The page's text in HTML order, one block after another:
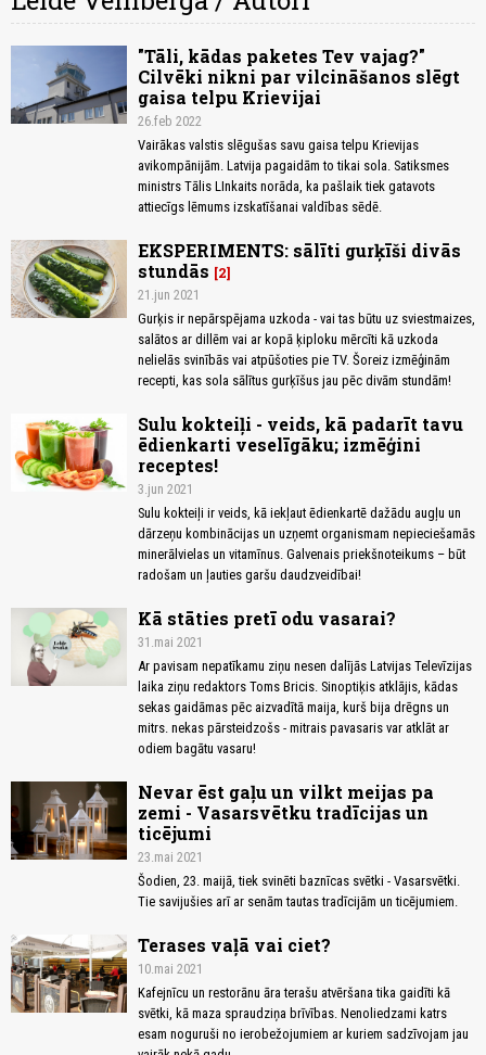
"Tāli, kādas paketes Tev vajag?"
Cilvēki nikni par vilcināšanos slēgt
gaisa telpu Krievijai
26.feb 2022
Vairākas valstis slēgušas savu gaisa telpu Krievijas
avikompānijām. Latvija pagaidām to tikai sola. Satiksmes
ministrs Tālis LInkaits norāda, ka pašlaik tiek gatavots
attiecīgs lēmums izskatīšanai valdības sēdē.
EKSPERIMENTS: sālīti gurķīši divās
stundās
2
21.jun 2021
Gurķis ir nepārspējama uzkoda - vai tas būtu uz sviestmaizes,
salātos ar dillēm vai ar kopā ķiploku mērcīti kā uzkoda
nelielās svinībās vai atpūšoties pie TV. Šoreiz izmēģinām
recepti, kas sola sālītus gurķīšus jau pēc divām stundām!
Sulu kokteiļi - veids, kā padarīt tavu
ēdienkarti veselīgāku; izmēģini
receptes!
3.jun 2021
Su­lu kok­tei­ļi ir veids, kā ie­kļaut ēdien­kar­tē da­žā­du aug­ļu un
dār­ze­ņu kom­bi­nā­ci­jas un uz­ņemt or­ga­nis­mam ne­pie­cie­ša­mās
mi­ne­rāl­vie­las un vi­ta­mī­nus. Gal­ve­nais priekš­no­tei­kums – būt
ra­do­šam un ļau­ties gar­šu daudz­vei­dī­bai!
Kā stāties pretī odu vasarai?
31.mai 2021
Ar pavisam nepatīkamu ziņu nesen dalījās Latvijas Televīzijas
laika ziņu redaktors Toms Bricis. Sinoptiķis atklājis, kādas
sekas gaidāmas pēc aizvadītā maija, kurš bija drēgns un
mitrs. nekas pārsteidzošs - mitrais pavasaris var atklāt ar
odiem bagātu vasaru!
Nevar ēst gaļu un vilkt meijas pa
zemi - Vasarsvētku tradīcijas un
ticējumi
23.mai 2021
Šodien, 23. maijā, tiek svinēti baznīcas svētki - Vasarsvētki.
Tie savijušies arī ar senām tautas tradīcijām un ticējumiem.
Terases vaļā vai ciet?
10.mai 2021
Kafejnīcu un restorānu āra terašu atvēršana tika gaidīti kā
svētki, kā maza spraudziņa brīvības. Nenoliedzami katrs
esam noguruši no ierobežojumiem ar kuriem sadzīvojam jau